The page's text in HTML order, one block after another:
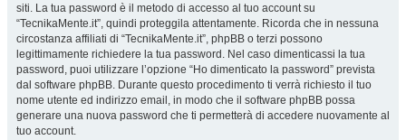
siti. La tua password è il metodo di accesso al tuo account su
“TecnikaMente.it”, quindi proteggila attentamente. Ricorda che in nessuna
circostanza affiliati di “TecnikaMente.it”, phpBB o terzi possono
legittimamente richiedere la tua password. Nel caso dimenticassi la tua
password, puoi utilizzare l’opzione “Ho dimenticato la password” prevista
dal software phpBB. Durante questo procedimento ti verrà richiesto il tuo
nome utente ed indirizzo email, in modo che il software phpBB possa
generare una nuova password che ti permetterà di accedere nuovamente al
tuo account.